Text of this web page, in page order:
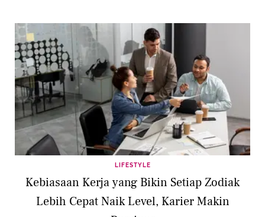
LIFESTYLE
Kebiasaan Kerja yang Bikin Setiap Zodiak
Lebih Cepat Naik Level, Karier Makin